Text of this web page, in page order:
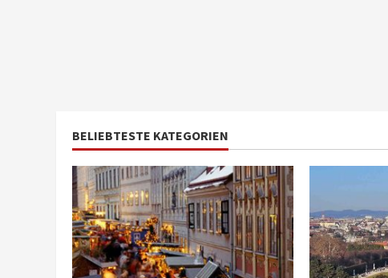
BELIEBTESTE KATEGORIEN